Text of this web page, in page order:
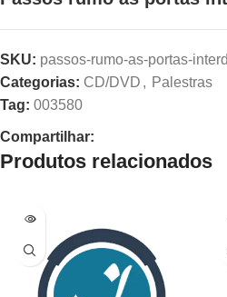
SKU: passos-rumo-as-portas-
Categorias: CD/DVD , Palestras
Tag: 003580
Compartilhar:
Produtos relacionados